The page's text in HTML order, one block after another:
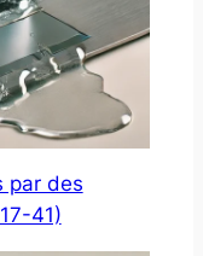
par des
41)